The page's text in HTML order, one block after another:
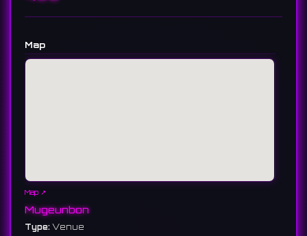
Map
Map ↗
Mugeunbon
Type: Venue